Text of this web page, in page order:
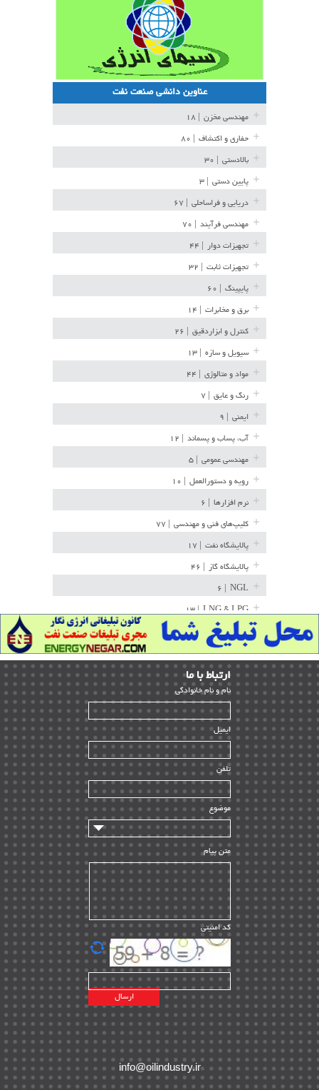
عناوین دانشی صنعت نفت
مهندسی مخزن
حفاری و اکتشاف
بالادستی
پایین دستی
دریایی و فراساحلی
مهندسی فرآیند
تجهیزات دوار
تجهیزات ثابت
پایپینگ
برق و مخابرات
کنترل و ابزاردقیق
سیویل و سازه
مواد و متالوژی
رنگ و عایق
ایمنی
آب، پساب و پسماند
مهندسی عمومی
رویه و دستورالعمل
نرم افزارها
کلیپ‌های فنی و مهندسی
پالایشگاه نفت
پالایشگاه گاز
NGL
LNG & LPG | ۱۳
خط لوله | ۳۶
مخازن ذخیره | ۱۵
پتروشیمی | ۱۴
بازرسی و QC | ۱۵
HSE | ۳۹
ساخت و نصب | ۱۲
راه اندازی | ۹
سازندگان و تامین کنندگان | ۱۰
تامین مالی و سرمایه گذاری | ۳۲
ماشین آلات
مدیریت پروژه
مدیریت دانش
مدیریت سازمانی و عمومی | ۲
تأمین کالا | ۱۳
EPC | ۲۰
پیمانکاران بین المللی | ۸
اطلاعات انرژی کشورها | ۱۴
پروژه های خارجی | ۱۵
نقشه های نفت و گاز خارجی | ۱۰
شرکت های نفتی | ۱۴
پلانت های فعال | ۴۰
طرح ها و پروژه ها | ۳۵
ارﺗﺒﺎط ﺑﺎ ما
ﻧﺎم و ﻧﺎم ﺧﺎﻧﻮادﮔﻰ
ایمیل
تلفن
موضوع
متن پیام
کد امنیتی
info@oilindustry.ir